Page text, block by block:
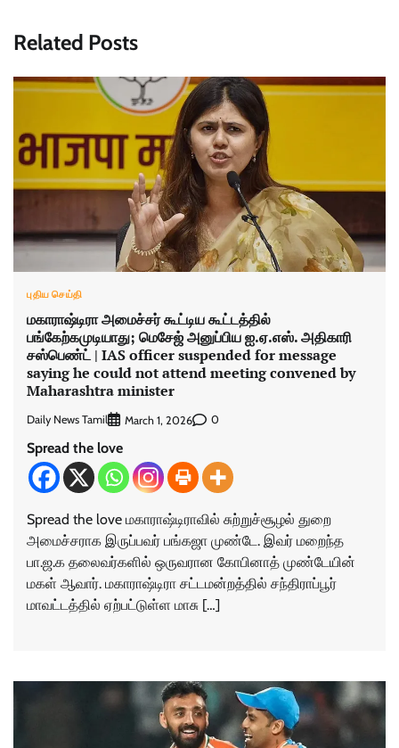
Related Posts
புதிய செய்தி
மகாராஷ்டிரா அமைச்சர் கூட்டிய கூட்டத்தில்
பங்கேற்கமுடியாது; மெசேஜ் அனுப்பிய ஐ.ஏ.எஸ். அதிகாரி
சஸ்பெண்ட் | IAS officer suspended for message
saying he could not attend meeting convened by
Maharashtra minister
Daily News Tamil March 1, 2026 0
Spread the love
Spread the love மகாராஷ்டிராவில் சுற்றுச்சூழல் துறை
அமைச்சராக இருப்பவர் பங்கஜா முண்டே. இவர் மறைந்த
பா.ஜ.க தலைவர்களில் ஒருவரான கோபினாத் முண்டேயின்
மகள் ஆவார். மகாராஷ்டிரா சட்டமன்றத்தில் சந்திராப்பூர்
மாவட்டத்தில் ஏற்பட்டுள்ள மாசு […]